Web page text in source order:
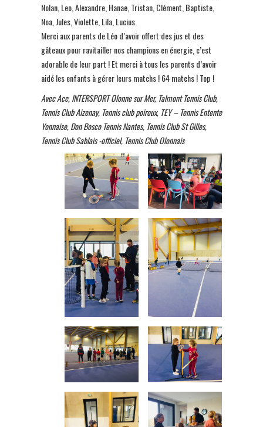
Nolan, Leo, Alexandre, Hanae, Tristan, Clément, Baptiste,
Noa, Jules, Violette, Lila, Lucius.
Merci aux parents de Léo d’avoir offert des jus et des
gâteaux pour ravitailler nos champions en énergie, c’est
adorable de leur part ! Et merci à tous les parents d’avoir
aidé les enfants à gérer leurs matchs ! 64 matchs ! Top !
Avec Ace, INTERSPORT Olonne sur Mer, Talmont Tennis Club,
Tennis Club Aizenay, Tennis club poiroux, TEY – Tennis Entente
Yonnaise, Don Bosco Tennis Nantes, Tennis Club St Gilles,
Tennis Club Sablais -officiel, Tennis Club Olonnais